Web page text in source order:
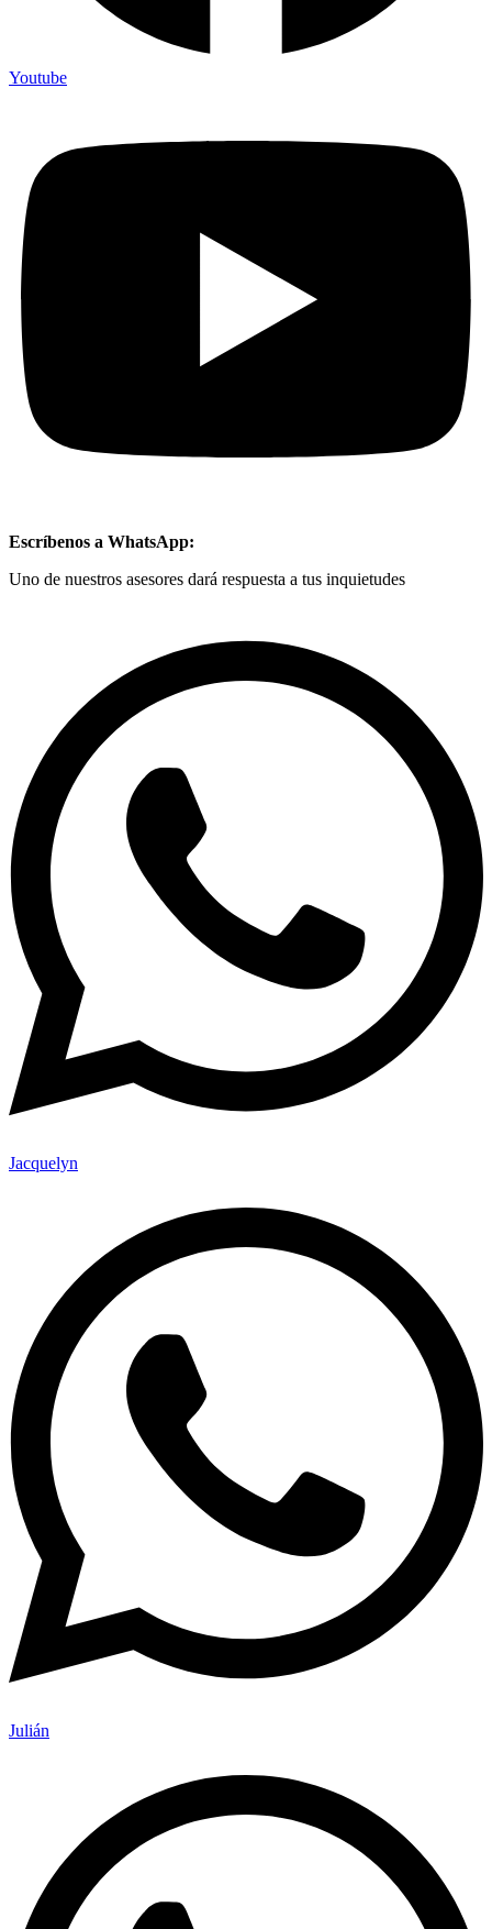
Youtube
Escríbenos a WhatsApp:
Uno de nuestros asesores dará respuesta a tus inquietudes
Jacquelyn
Julián